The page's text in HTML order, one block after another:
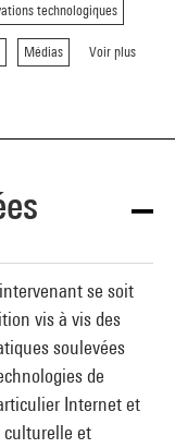
technologiques
Médias Voir plus
se soit
vis à vis des
soulevées
de
Internet et
culturelle et